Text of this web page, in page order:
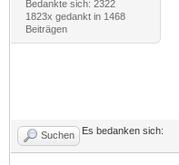
Bedankte sich: 2322
1823x gedankt in 1468
Beiträgen
Suchen Es bedanken sich: